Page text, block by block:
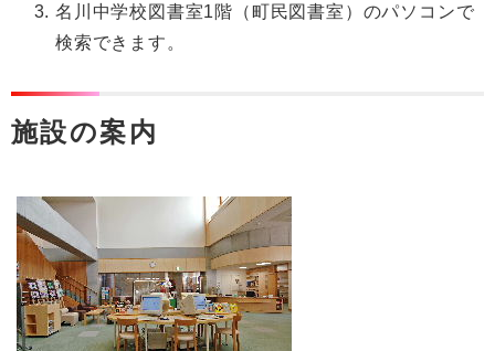
名川中学校図書室1階（町民図書室）のパソコンで
検索できます。
施設の案内